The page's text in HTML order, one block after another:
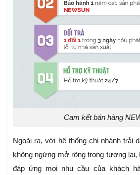
Cam kết bán hàng
Ngoài ra, với hệ thống chi nhánh trải
không ngừng mở rộng trong tương
đáp ứng mọi nhu cầu của khách